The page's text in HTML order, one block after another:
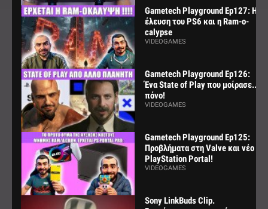
Gametech Playground Ep127: Η
έλευση του PS6 και η Ram-o-
calypse
VIDEOGAMES
Gametech Playground Ep126:
Ένα State of Play που μοίρασε...
πόνο!
VIDEOGAMES
Gametech Playground Ep125:
Προβλήματα στη Valve και νέο
PlayStation Portal!
VIDEOGAMES
Sony LinkBuds Clip.